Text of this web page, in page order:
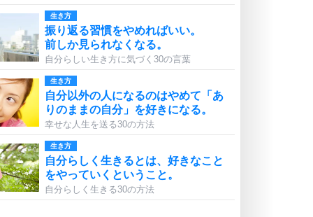
生き方
振り返る習慣をやめればいい。
前しか見られなくなる。
自分らしい生き方に気づく30の言葉
生き方
自分以外の人になるのはやめて「あ
りのままの自分」を好きになる。
幸せな人生を送る30の方法
生き方
自分らしく生きるとは、好きなこと
をやっていくということ。
自分らしく生きる30の方法